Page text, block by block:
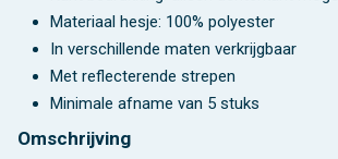
Materiaal hesje: 100% polyester
In verschillende maten verkrijgbaar
Met reflecterende strepen
Minimale afname van 5 stuks
Omschrijving